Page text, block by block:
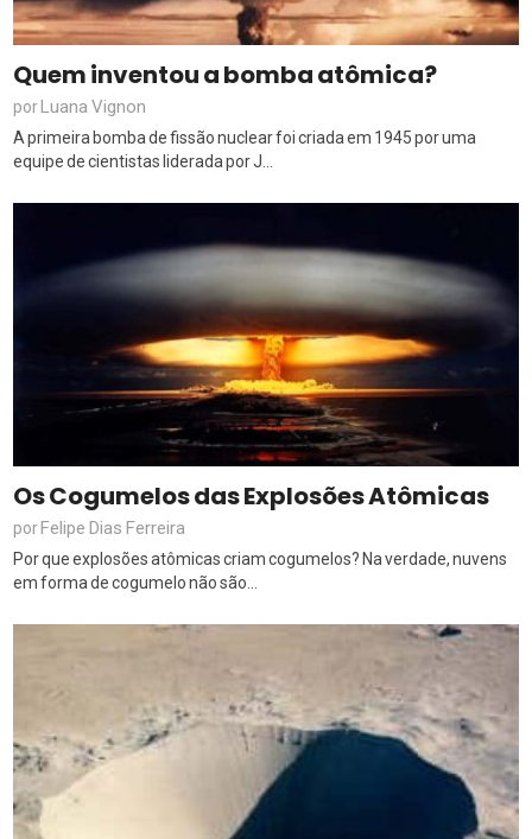
Quem inventou a bomba atômica?
por Luana Vignon
A primeira bomba de fissão nuclear foi criada em 1945 por uma
equipe de cientistas liderada por J...
Os Cogumelos das Explosões Atômicas
porFelipe Dias Ferreira
Por que explosões atômicas criam cogumelos? Na verdade, nuvens
em forma de cogumelo não são...